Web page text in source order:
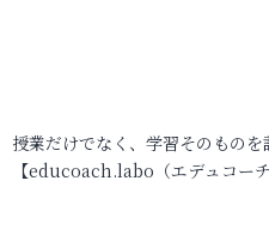
授業だけでなく、学習そのもの
【educoach.labo（エデュコー